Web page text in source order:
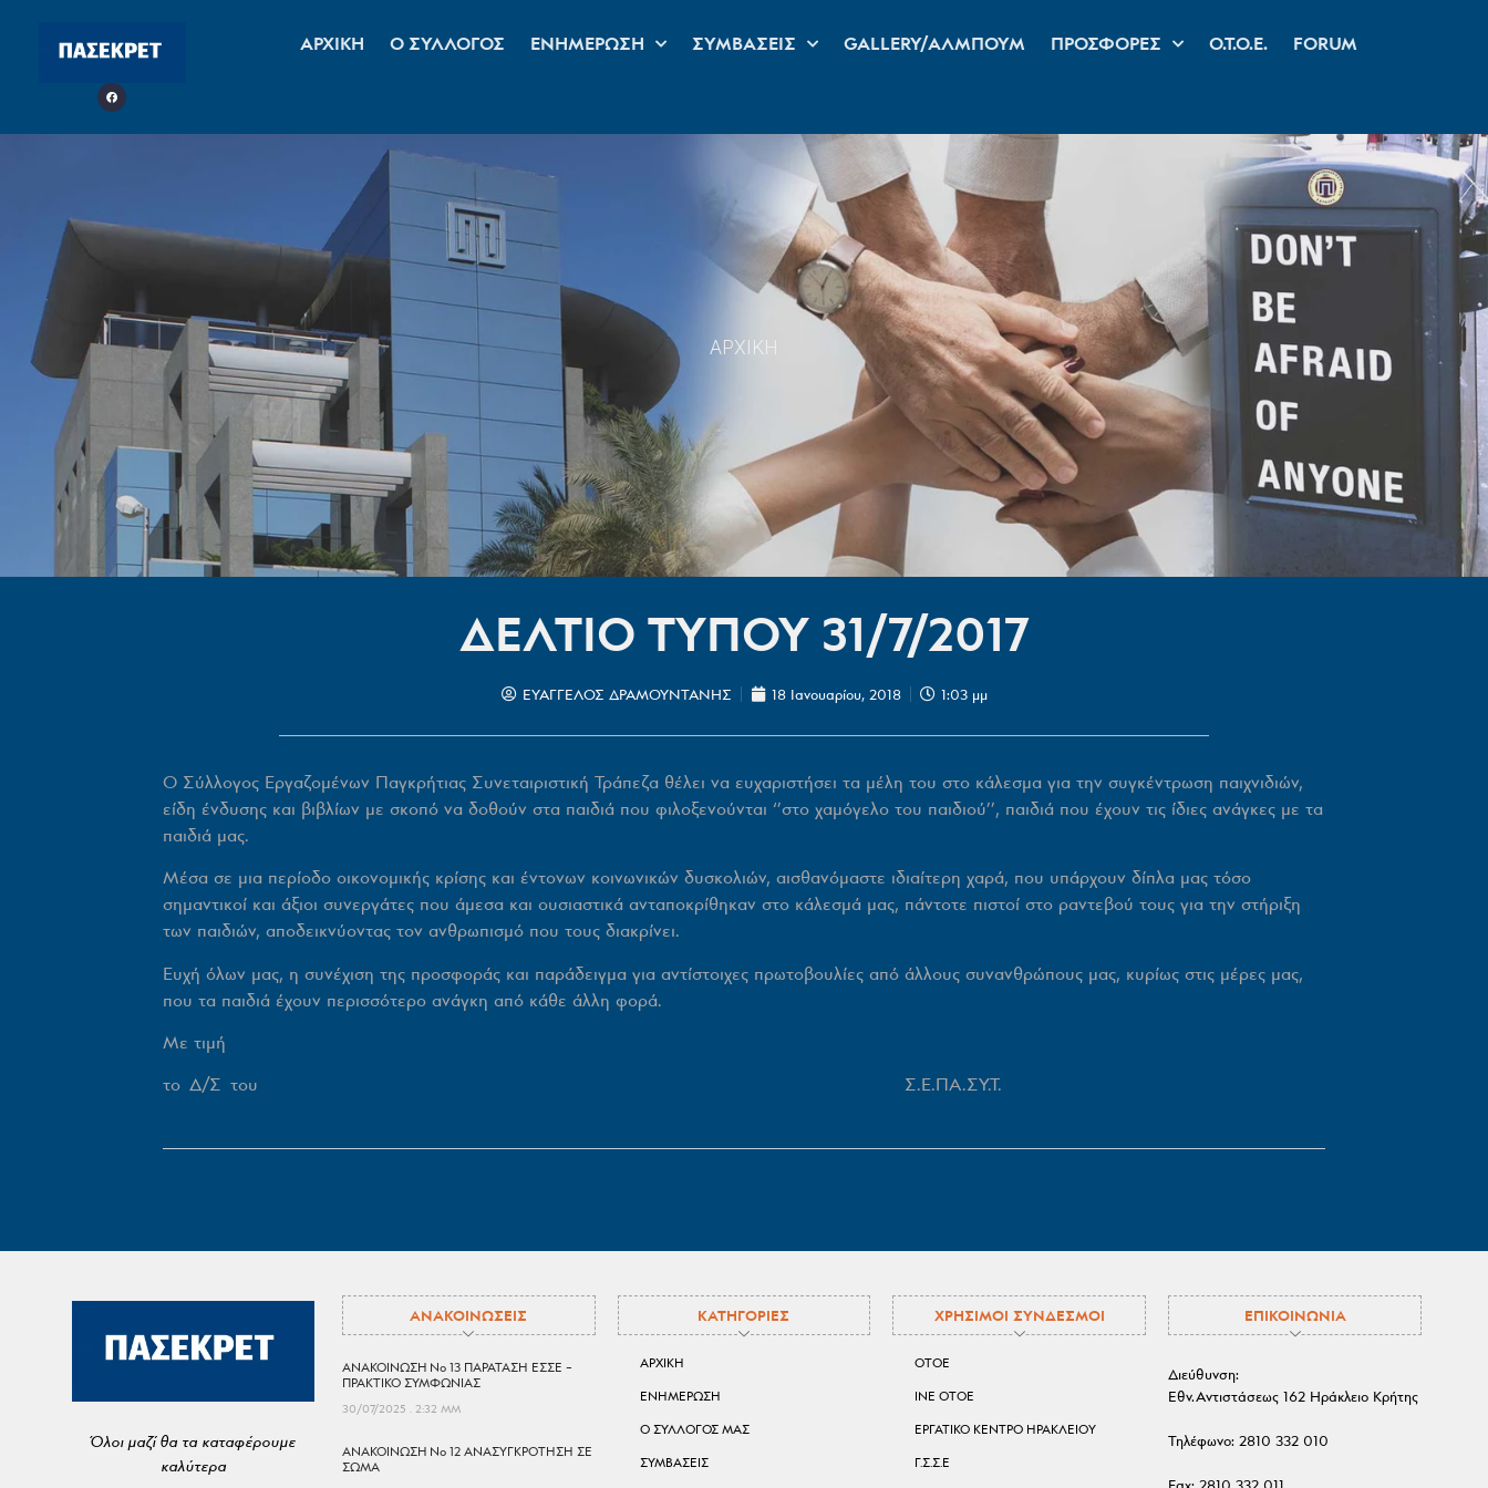
ΑΡΧΙΚΗ Ο ΣΥΛΛΟΓΟΣ ΕΝΗΜΕΡΩΣΗ ΣΥΜΒΑΣΕΙΣ GALLERY/ΑΛΜΠΟΥΜ ΠΡΟΣΦΟΡΕΣ Ο.Τ.Ο.Ε. FORUM
ΑΡΧΙΚΗ
ΔΕΛΤΙΟ ΤΥΠΟΥ 31/7/2017
ΕΥΑΓΓΕΛΟΣ ΔΡΑΜΟΥΝΤΑΝΗΣ 18 Ιανουαρίου, 2018 1:03 μμ
Ο Σύλλογος Εργαζομένων Παγκρήτιας Συνεταιριστική Τράπεζα θέλει να ευχαριστήσει τα μέλη του στο κάλεσμα για την συγκέντρωση παιχνιδιών,
είδη ένδυσης και βιβλίων με σκοπό να δοθούν στα παιδιά που φιλοξενούνται ‘’στο χαμόγελο του παιδιού’’, παιδιά που έχουν τις ίδιες ανάγκες με τα
παιδιά μας.
Μέσα σε μια περίοδο οικονομικής κρίσης και έντονων κοινωνικών δυσκολιών, αισθανόμαστε ιδιαίτερη χαρά, που υπάρχουν δίπλα μας τόσο
σημαντικοί και άξιοι συνεργάτες που άμεσα και ουσιαστικά ανταποκρίθηκαν στο κάλεσμά μας, πάντοτε πιστοί στο ραντεβού τους για την στήριξη
των παιδιών, αποδεικνύοντας τον ανθρωπισμό που τους διακρίνει.
Ευχή όλων μας, η συνέχιση της προσφοράς και παράδειγμα για αντίστοιχες πρωτοβουλίες από άλλους συνανθρώπους μας, κυρίως στις μέρες μας,
που τα παιδιά έχουν περισσότερο ανάγκη από κάθε άλλη φορά.
Με τιμή
το Δ/Σ του Σ.Ε.ΠΑ.ΣΥ.Τ.
Όλοι μαζί θα τα καταφέρουμε
καλύτερα
ΑΝΑΚΟΙΝΩΣΕΙΣ
ΑΝΑΚΟΙΝΩΣΗ No 13 ΠΑΡΑΤΑΣΗ ΕΣΣΕ –
ΠΡΑΚΤΙΚΟ ΣΥΜΦΩΝΙΑΣ
30/07/2025 2:32 ΜΜ
ΑΝΑΚΟΙΝΩΣΗ No 12 ΑΝΑΣΥΓΚΡΟΤΗΣΗ ΣΕ
ΣΩΜΑ
ΚΑΤΗΓΟΡΙΕΣ
ΑΡΧΙΚΗ
ΕΝΗΜΕΡΩΣΗ
Ο ΣΥΛΛΟΓΟΣ ΜΑΣ
ΣΥΜΒΑΣΕΙΣ
ΧΡΗΣΙΜΟΙ ΣΥΝΔΕΣΜΟΙ
ΟΤΟΕ
ΙΝΕ ΟΤΟΕ
ΕΡΓΑΤΙΚΟ ΚΕΝΤΡΟ ΗΡΑΚΛΕΙΟΥ
Γ.Σ.Σ.Ε
ΕΠΙΚΟΙΝΩΝΙΑ
Διεύθυνση:
Εθν.Αντιστάσεως 162 Ηράκλειο Κρήτης
Τηλέφωνο:2810 332 010
Fax:2810 332 011